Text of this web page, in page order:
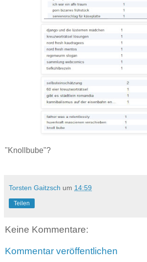
"Knollbube"?
Torsten Gaitzsch um 14:59
Teilen
Keine Kommentare:
Kommentar veröffentlichen